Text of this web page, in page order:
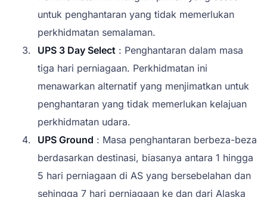
untuk penghantaran yang tidak memerlukan
perkhidmatan semalaman.
UPS 3 Day Select : Penghantaran dalam masa
tiga hari perniagaan. Perkhidmatan ini
menawarkan alternatif yang menjimatkan untuk
penghantaran yang tidak memerlukan kelajuan
perkhidmatan udara.
UPS Ground : Masa penghantaran berbeza-beza
berdasarkan destinasi, biasanya antara 1 hingga
5 hari perniagaan di AS yang bersebelahan dan
sehingga 7 hari perniagaan ke dan dari Alaska